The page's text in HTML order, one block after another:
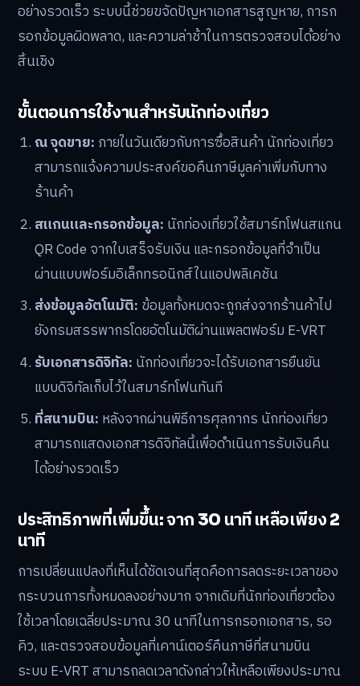
อย่างรวดเร็ว ระบบนี้ช่วยขจัดปัญหาเอกสารสูญหาย, การก
รอกข้อมูลผิดพลาด, และความล่าช้าในการตรวจสอบได้อย่าง
สิ้นเชิง
ขั้นตอนการใช้งานสำหรับนักท่องเที่ยว
ณ จุดขาย: ภายในวันเดียวกับการซื้อสินค้า นักท่องเที่ยว
สามารถแจ้งความประสงค์ขอคืนภาษีมูลค่าเพิ่มกับทาง
ร้านค้า
สแกนและกรอกข้อมูล: นักท่องเที่ยวใช้สมาร์ทโฟนสแกน
QR Code จากใบเสร็จรับเงิน และกรอกข้อมูลที่จำเป็น
ผ่านแบบฟอร์มอิเล็กทรอนิกส์ในแอปพลิเคชัน
ส่งข้อมูลอัตโนมัติ: ข้อมูลทั้งหมดจะถูกส่งจากร้านค้าไป
ยังกรมสรรพากรโดยอัตโนมัติผ่านแพลตฟอร์ม E-VRT
รับเอกสารดิจิทัล: นักท่องเที่ยวจะได้รับเอกสารยืนยัน
แบบดิจิทัลเก็บไว้ในสมาร์ทโฟนทันที
ที่สนามบิน: หลังจากผ่านพิธีการศุลกากร นักท่องเที่ยว
สามารถแสดงเอกสารดิจิทัลนี้เพื่อดำเนินการรับเงินคืน
ได้อย่างรวดเร็ว
ประสิทธิภาพที่เพิ่มขึ้น: จาก 30 นาที เหลือเพียง 2
นาที
การเปลี่ยนแปลงที่เห็นได้ชัดเจนที่สุดคือการลดระยะเวลาของ
กระบวนการทั้งหมดลงอย่างมาก จากเดิมที่นักท่องเที่ยวต้อง
ใช้เวลาโดยเฉลี่ยประมาณ 30 นาทีในการกรอกเอกสาร, รอ
คิว, และตรวจสอบข้อมูลที่เคาน์เตอร์คืนภาษีที่สนามบิน
ระบบ E-VRT สามารถลดเวลาดังกล่าวให้เหลือเพียงประมาณ